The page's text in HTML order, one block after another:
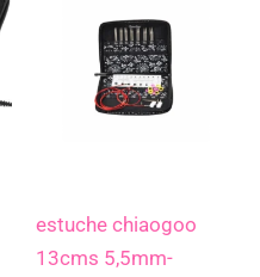
estuche chiaogoo
13cms 5,5mm-